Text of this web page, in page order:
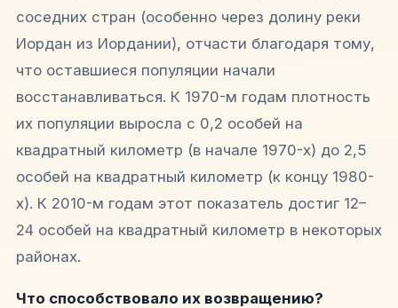
соседних стран (особенно через долину реки
Иордан из Иордании), отчасти благодаря тому,
что оставшиеся популяции начали
восстанавливаться. К 1970-м годам плотность
их популяции выросла с 0,2 особей на
квадратный километр (в начале 1970-х) до 2,5
особей на квадратный километр (к концу 1980-
х). К 2010-м годам этот показатель достиг 12–
24 особей на квадратный километр в некоторых
районах.
Что способствовало их возвращению?